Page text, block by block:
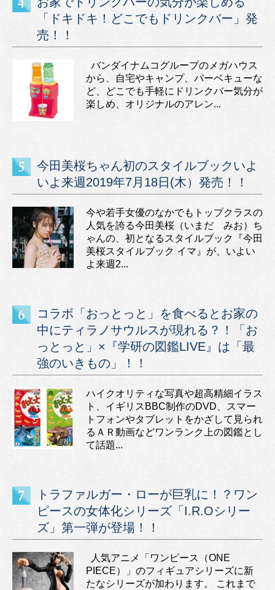
「ドキドキ！どこでもドリンクバー」発
売！！
バンダイナムコグループのメガハウス
から、自宅やキャンプ、バーベキューな
ど、どこでも手軽にドリンクバー気分が
楽しめ、オリジナルのアレン...
今田美桜ちゃん初のスタイルブックいよ
いよ来週2019年7月18日(木）発売！！
今や若手女優のなかでもトップクラスの
人気を誇る今田美桜（いまだ みお）ち
ゃんの、初となるスタイルブック『今田
美桜スタイルブック イマ』が、いよい
よ来週2...
コラボ「おっとっと」を食べるとお家の
中にティラノサウルスが現れる？！「お
っとっと」×『学研の図鑑LIVE』は「最
強のいきもの」！！
ハイクオリティな写真や超高精細イラス
ト、イギリスBBC制作のDVD、スマー
トフォンやタブレットをかざして見られ
るＡＲ動画などワンランク上の図鑑とし
て話題...
トラファルガー・ローが巨乳に！？ワン
ピースの女体化シリーズ「I.R.Oシリー
ズ」第一弾が登場！！
人気アニメ「ワンピース（ONE
PIECE）」のフィギュアシリーズに新
たなシリーズが加わります。 これまで